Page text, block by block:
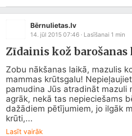
Bērnulietas.lv
14. jūl 2015 07:46 · Lasīšanai 1 min
Zīdainis kož barošanas
Zobu nākšanas laikā, mazulis
mammas krūtsgalu!
pamudina Jūs atradināt mazuli
agrāk, nekā tas nepieciešams
dažādiem pētījumiem, jo ilgāk
krūti,...
Lasīt vairāk